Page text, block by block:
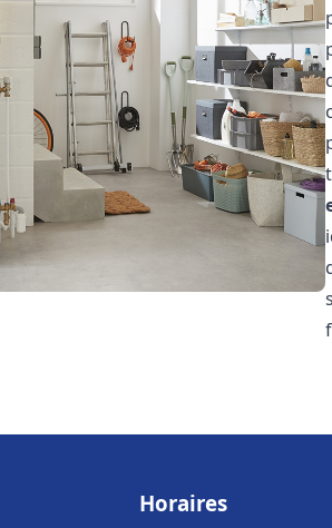
Horaires